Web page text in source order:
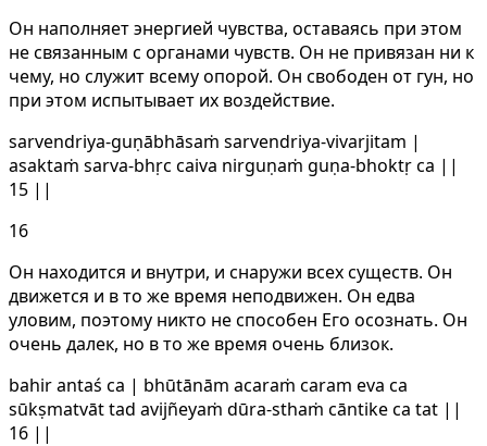
Он наполняет энергией чувства, оставаясь при этом
не связанным с органами чувств. Он не привязан ни к
чему, но служит всему опорой. Он свободен от гун, но
при этом испытывает их воздействие.
sarvendriya-guṇābhāsaṁ sarvendriya-vivarjitam |
asaktaṁ sarva-bhṛc caiva nirguṇaṁ guṇa-bhoktṛ ca ||
15 ||
16
Он находится и внутри, и снаружи всех существ. Он
движется и в то же время неподвижен. Он едва
уловим, поэтому никто не способен Его осознать. Он
очень далек, но в то же время очень близок.
bahir antaś ca | bhūtānām acaraṁ caram eva ca
sūkṣmatvāt tad avijñeyaṁ dūra-sthaṁ cāntike ca tat ||
16 ||